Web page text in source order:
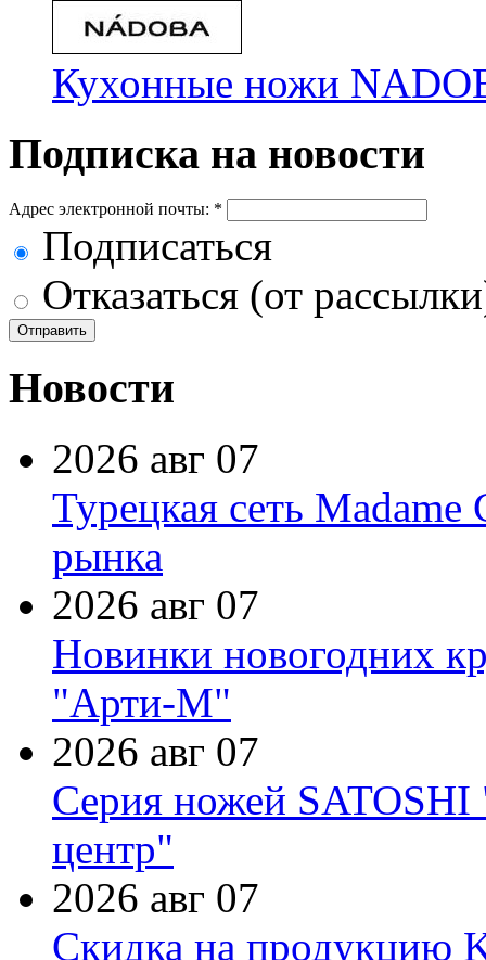
Кухонные ножи
Подписка на новости
Адрес электронной почты: *
Подписаться
Отказаться (от
Новости
2026 авг 07
Турецкая сеть Madame
рынка
2026 авг 07
Новинки новогодних
"Арти-М"
2026 авг 07
Серия ножей
центр"
2026 авг 07
Скидка на продукцию